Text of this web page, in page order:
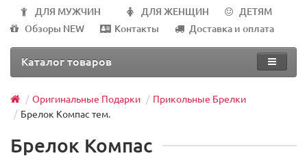
ДЛЯ МУЖЧИН ДЛЯ ЖЕНЩИН
ДЕТЯМ
Обзоры NEW
Контакты Доставка и оплата
Каталог товаров
Оригинальные Подарки
Прикольные Брелки
Брелок Компас тем.
Брелок Компас